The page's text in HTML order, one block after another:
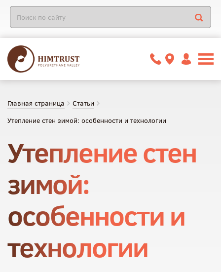
Главная страница
Статьи
Утепление стен зимой: особенности и технологии
Утепление стен
зимой:
особенности и
технологии